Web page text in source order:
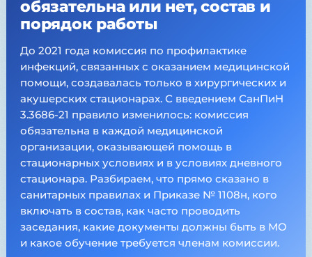
обязательна или нет, состав и
порядок работы
До 2021 года комиссия по профилактике
инфекций, связанных с оказанием медицинской
помощи, создавалась только в хирургических и
акушерских стационарах. С введением СанПиН
3.3686-21 правило изменилось: комиссия
обязательна в каждой медицинской
организации, оказывающей помощь в
стационарных условиях и в условиях дневного
стационара. Разбираем, что прямо сказано в
санитарных правилах и Приказе № 1108н, кого
включать в состав, как часто проводить
заседания, какие документы должны быть в МО
и какое обучение требуется членам комиссии.